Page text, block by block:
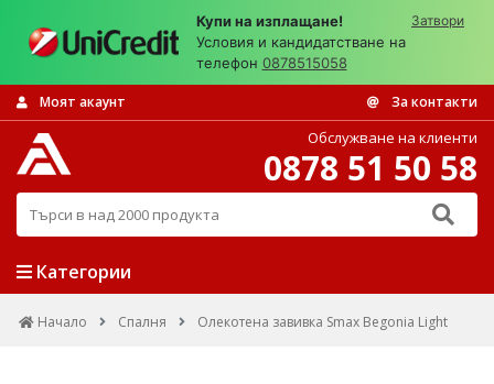
Купи на изплащане!
Условия и кандидатстване на
телефон 0878515058
Затвори
Моят акаунт За контакти
Търси в над 2000 продукта
Обслужване на клиенти
0878 51 50 58
Категории
Начало Спалня Олекотена завивка Smax Begonia Light